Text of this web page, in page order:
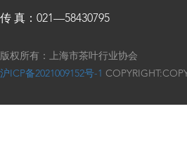
传 真：021—58430795
版权所有：上海市茶叶行业协会
沪ICP备2021009152号-1